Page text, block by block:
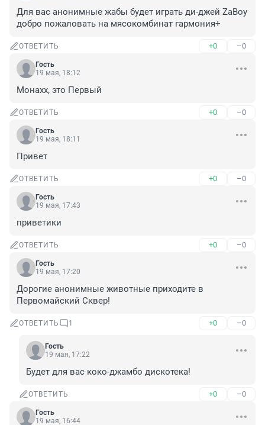
Для вас анонимные жабы будет играть ди-джей ZaBoy
добро пожаловать на мясокомбинат гармония+
ОТВЕТИТЬ +0 –0
Гость
19 мая, 18:12
Монахх, это Первый
ОТВЕТИТЬ +0 –0
Гость
19 мая, 18:11
Привет
ОТВЕТИТЬ +0 –0
Гость
19 мая, 17:43
приветики
ОТВЕТИТЬ +0 –0
Гость
19 мая, 17:20
Дорогие анонимные животные приходите в
Первомайский Сквер!
ОТВЕТИТЬ 1 +0 –0
Гость
19 мая, 17:22
Будет для вас коко-джамбо дискотека!
ОТВЕТИТЬ +0 –0
Гость
19 мая, 16:44